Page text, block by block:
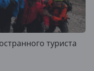
туриста